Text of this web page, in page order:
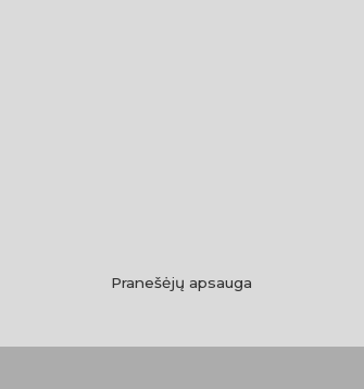
Pranešėjų apsauga